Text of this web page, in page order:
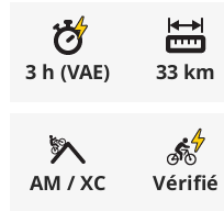
Excellent:
Moyen
Médiocre:
3 h (VAE) 33 km
AM / XC Vérifié